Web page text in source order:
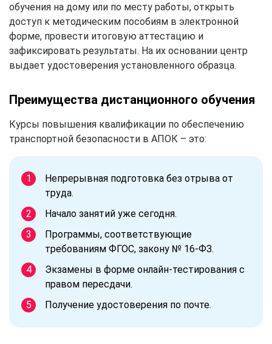
обучения на дому или по месту работы, открыть
доступ к методическим пособиям в электронной
форме, провести итоговую аттестацию и
зафиксировать результаты. На их основании центр
выдает удостоверения установленного образца.
Преимущества дистанционного обучения
Курсы повышения квалификации по обеспечению
транспортной безопасности в АПОК – это:
Непрерывная подготовка без отрыва от
труда.
Начало занятий уже сегодня.
Программы, соответствующие
требованиям ФГОС, закону № 16-ФЗ.
Экзамены в форме онлайн-тестирования с
правом пересдачи.
Получение удостоверения по почте.